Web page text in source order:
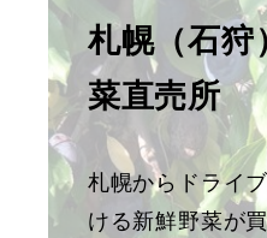
札幌（石
菜直売所
札幌からドライ
ける新鮮野菜が